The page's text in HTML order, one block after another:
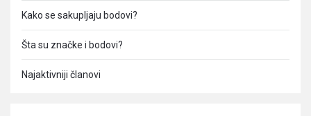
Kako se sakupljaju bodovi?
Šta su značke i bodovi?
Najaktivniji članovi